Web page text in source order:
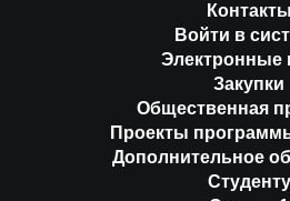
Контакты
Войти в
Электронные
Закупки
Общественная
Проекты
Дополнительное
Студенту